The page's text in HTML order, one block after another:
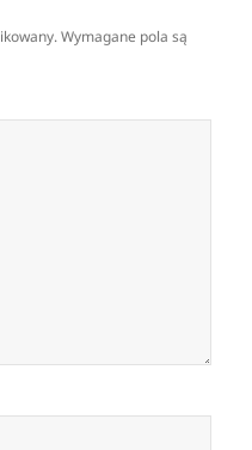
Wymagane pola są